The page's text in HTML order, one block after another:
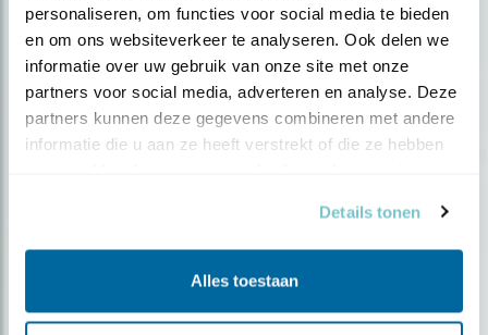
personaliseren, om functies voor social media te bieden
en om ons websiteverkeer te analyseren. Ook delen we
informatie over uw gebruik van onze site met onze
partners voor social media, adverteren en analyse. Deze
partners kunnen deze gegevens combineren met andere
informatie die u aan ze heeft verstrekt of die ze hebben
Details tonen
Alles toestaan